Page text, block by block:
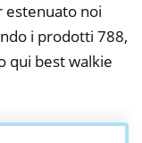
estenuato noi
i prodotti 788,
qui best walkie